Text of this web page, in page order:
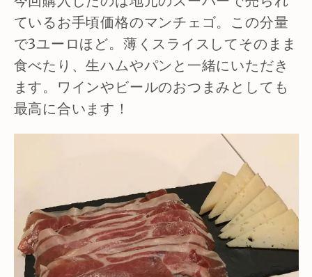
ているお手頃価格のマンチェゴ。この分量
で3ユーロほど。薄くスライスしてそのまま
食べたり、生ハムやパンと一緒にいただき
ます。ワインやビールのおつまみとしても
最高に合います！